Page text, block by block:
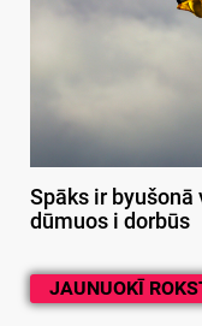
Spāks ir
dūmuos i dorbūs
JAUNUOKĪ